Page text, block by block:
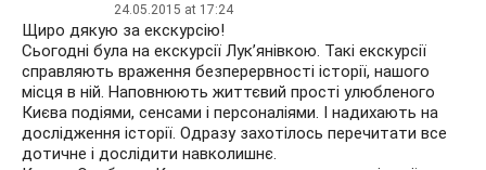
24.05.2015 at 17:24
Щиро дякую за екскурсію!
Сьогодні була на екскурсії Лук’янівкою. Такі екскурсії
справляють враження безперервності історії, нашого
місця в ній. Наповнюють життєвий прості улюбленого
Києва подіями, сенсами і персоналіями. І надихають на
дослідження історії. Одразу захотілось перечитати все
дотичне і дослідити навколишнє.